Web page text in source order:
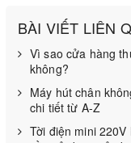
BÀI VIẾT LIÊN
Vì sao cửa hàng
không?
Máy hút chân
chi tiết từ A-Z
Tời điện mini